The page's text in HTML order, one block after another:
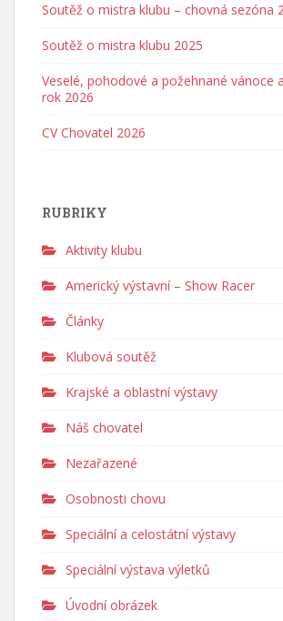
Soutěž o mistra klubu – chovná sezóna
Soutěž o mistra klubu 2025
Veselé, pohodové a požehnané vánoce
rok 2026
CV Chovatel 2026
RUBRIKY
Aktivity klubu
Americký výstavní – Show Racer
Články
Klubová soutěž
Krajské a oblastní výstavy
Náš chovatel
Nezařazené
Osobnosti chovu
Speciální a celostátní výstavy
Speciální výstava výletků
Úvodní obrázek